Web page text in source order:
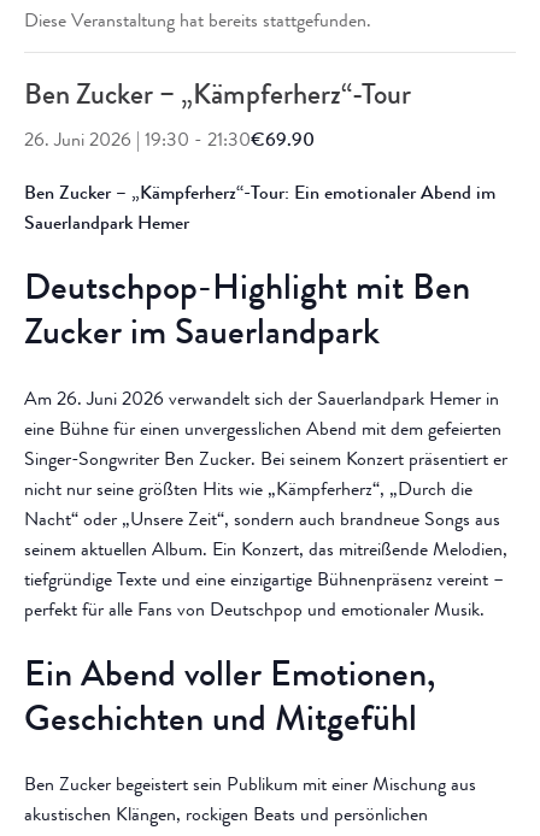
Diese Veranstaltung hat bereits stattgefunden.
Ben Zucker – „Kämpferherz“-Tour
26. Juni 2026 | 19:30 - 21:30€69.90
Ben Zucker – „Kämpferherz“-Tour: Ein emotionaler Abend im
Sauerlandpark Hemer
Deutschpop-Highlight mit Ben
Zucker im Sauerlandpark
Am 26. Juni 2026 verwandelt sich der Sauerlandpark Hemer in
eine Bühne für einen unvergesslichen Abend mit dem gefeierten
Singer-Songwriter Ben Zucker. Bei seinem Konzert präsentiert er
nicht nur seine größten Hits wie „Kämpferherz“, „Durch die
Nacht“ oder „Unsere Zeit“, sondern auch brandneue Songs aus
seinem aktuellen Album. Ein Konzert, das mitreißende Melodien,
tiefgründige Texte und eine einzigartige Bühnenpräsenz vereint –
perfekt für alle Fans von Deutschpop und emotionaler Musik.
Ein Abend voller Emotionen,
Geschichten und Mitgefühl
Ben Zucker begeistert sein Publikum mit einer Mischung aus
akustischen Klängen, rockigen Beats und persönlichen